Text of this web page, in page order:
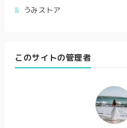
うみストア
このサイトの管理者